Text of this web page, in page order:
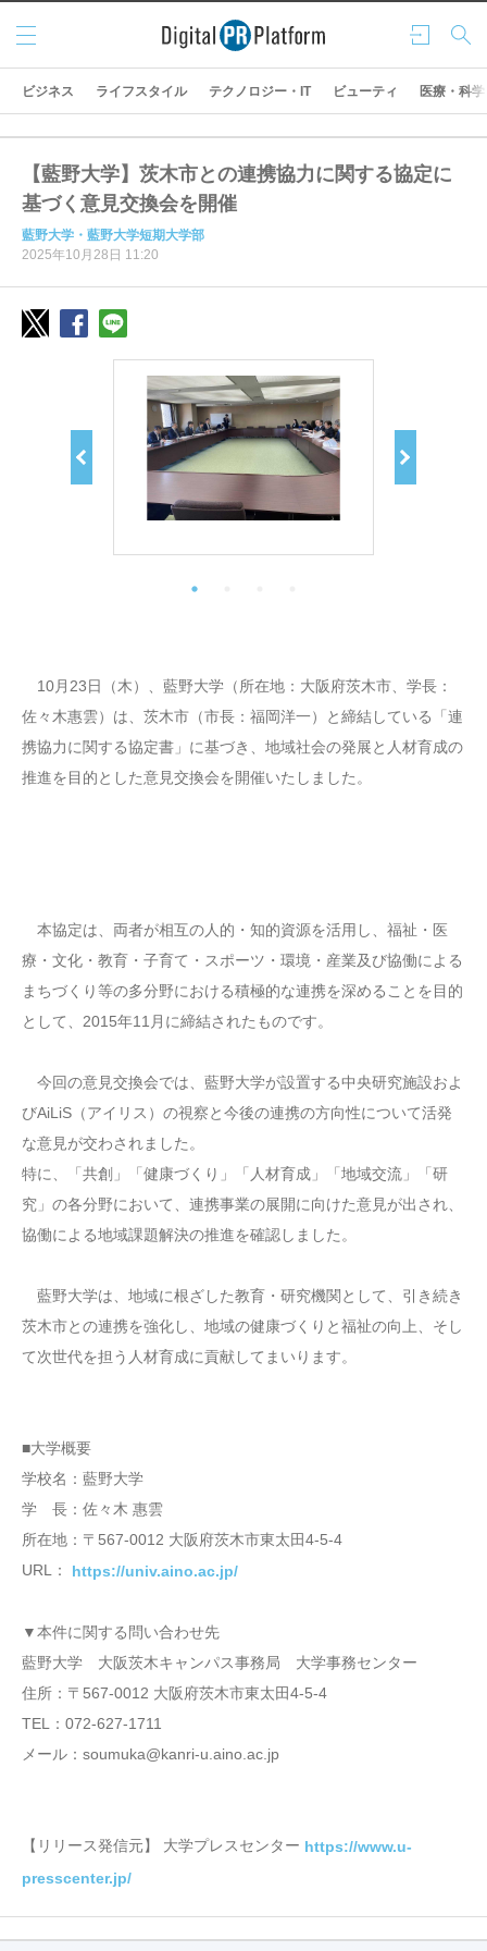
ログ
イン
検索
メニ
ュー
ビジネス ライフスタイル テクノロジー・IT ビューティ 医療・科学
【藍野大学】茨木市との連携協力に関する協定に
基づく意見交換会を開催
藍野大学・藍野大学短期大学部
2025年10月28日 11:20
10月23日（木）、藍野大学（所在地：大阪府茨木市、学長：
佐々木惠雲）は、茨木市（市長：福岡洋一）と締結している「連
携協力に関する協定書」に基づき、地域社会の発展と人材育成の
推進を目的とした意見交換会を開催いたしました。
本協定は、両者が相互の人的・知的資源を活用し、福祉・医
療・文化・教育・子育て・スポーツ・環境・産業及び協働による
まちづくり等の多分野における積極的な連携を深めることを目的
として、2015年11月に締結されたものです。
今回の意見交換会では、藍野大学が設置する中央研究施設およ
びAiLiS（アイリス）の視察と今後の連携の方向性について活発
な意見が交わされました。
特に、「共創」「健康づくり」「人材育成」「地域交流」「研
究」の各分野において、連携事業の展開に向けた意見が出され、
協働による地域課題解決の推進を確認しました。
藍野大学は、地域に根ざした教育・研究機関として、引き続き
茨木市との連携を強化し、地域の健康づくりと福祉の向上、そし
て次世代を担う人材育成に貢献してまいります。
■大学概要
学校名：藍野大学
学 長：佐々木 惠雲
所在地：〒567-0012 大阪府茨木市東太田4-5-4
URL： https://univ.aino.ac.jp/
▼本件に関する問い合わせ先
藍野大学 大阪茨木キャンパス事務局 大学事務センター
住所：〒567-0012 大阪府茨木市東太田4-5-4
TEL：072-627-1711
メール：soumuka@kanri-u.aino.ac.jp
【リリース発信元】 大学プレスセンター https://www.u-
presscenter.jp/